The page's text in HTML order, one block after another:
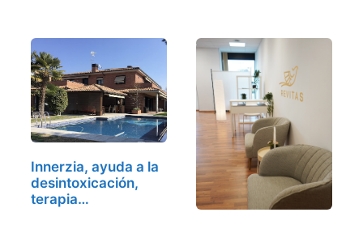
Innerzia, ayuda a la
desintoxicación,
terapia…